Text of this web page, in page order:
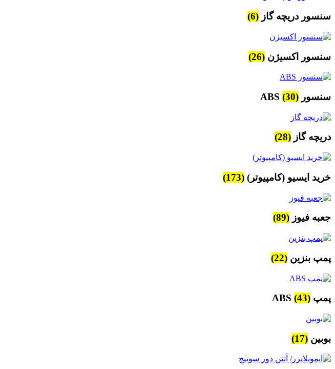
سنسور دریچه گاز (6)
سنسور اکسیژن (26)
سنسور ABS (30)
دریچه گاز (28)
خرید ایسیو (کامپیوتر) (173)
جعبه فیوز (89)
پمپ بنزین (22)
پمپ ABS (43)
بوبین (17)